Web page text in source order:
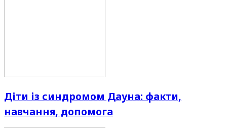
Діти із синдромом Дауна: факти,
навчання, допомога